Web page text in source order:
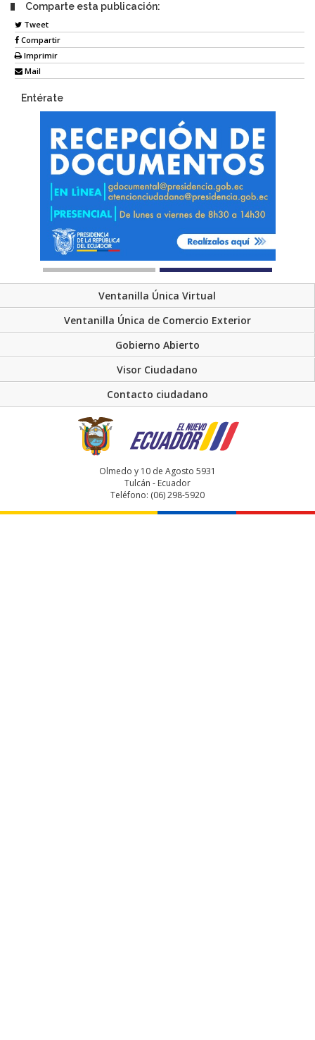
Comparte esta publicación:
Tweet
Compartir
Imprimir
Mail
Entérate
Ventanilla Única Virtual
Ventanilla Única de Comercio Exterior
Gobierno Abierto
Visor Ciudadano
Contacto ciudadano
Olmedo y 10 de Agosto 5931
Tulcán - Ecuador
Teléfono: (06) 298-5920